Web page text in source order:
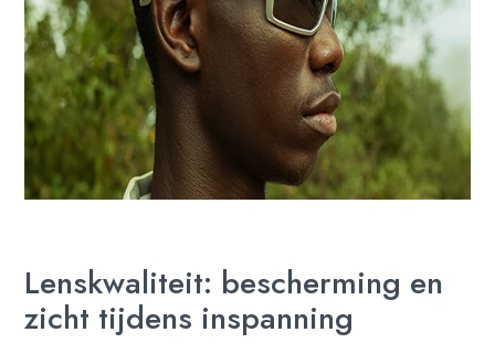
Lenskwaliteit: bescherming en
zicht tijdens inspanning